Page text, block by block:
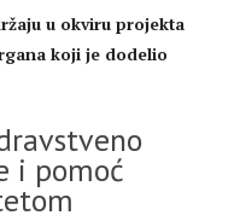
u okviru projekta
koji je dodelio
i pomoć